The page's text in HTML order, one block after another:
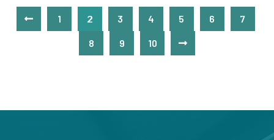
1 2 3 4 5 6 7
8 9 10